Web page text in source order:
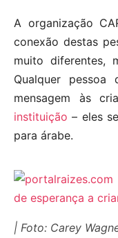
A organização
conexão destas
muito diferentes,
Qualquer pessoa
mensagem às
instituição – eles
para árabe.
| Foto: Carey